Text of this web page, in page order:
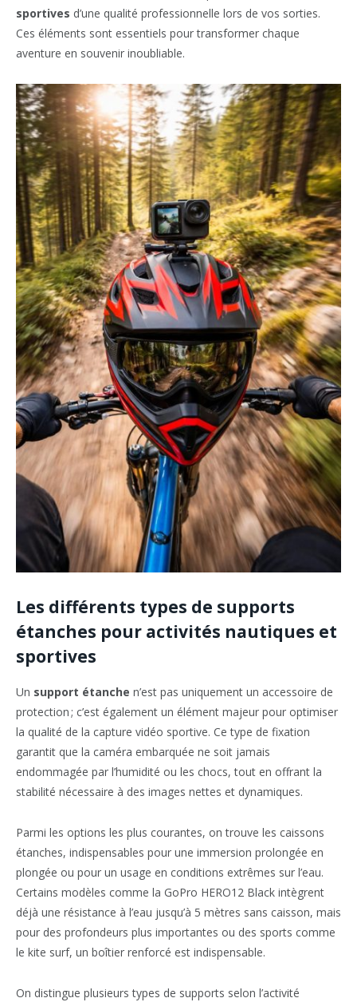
sportives d’une qualité professionnelle lors de vos sorties.
Ces éléments sont essentiels pour transformer chaque
aventure en souvenir inoubliable.
Les différents types de supports
étanches pour activités nautiques et
sportives
Un support étanche n’est pas uniquement un accessoire de
protection ; c’est également un élément majeur pour optimiser
la qualité de la capture vidéo sportive. Ce type de fixation
garantit que la caméra embarquée ne soit jamais
endommagée par l’humidité ou les chocs, tout en offrant la
stabilité nécessaire à des images nettes et dynamiques.
Parmi les options les plus courantes, on trouve les caissons
étanches, indispensables pour une immersion prolongée en
plongée ou pour un usage en conditions extrêmes sur l’eau.
Certains modèles comme la GoPro HERO12 Black intègrent
déjà une résistance à l’eau jusqu’à 5 mètres sans caisson, mais
pour des profondeurs plus importantes ou des sports comme
le kite surf, un boîtier renforcé est indispensable.
On distingue plusieurs types de supports selon l’activité